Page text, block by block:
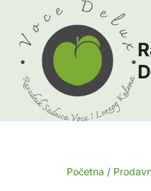
content
Početna /